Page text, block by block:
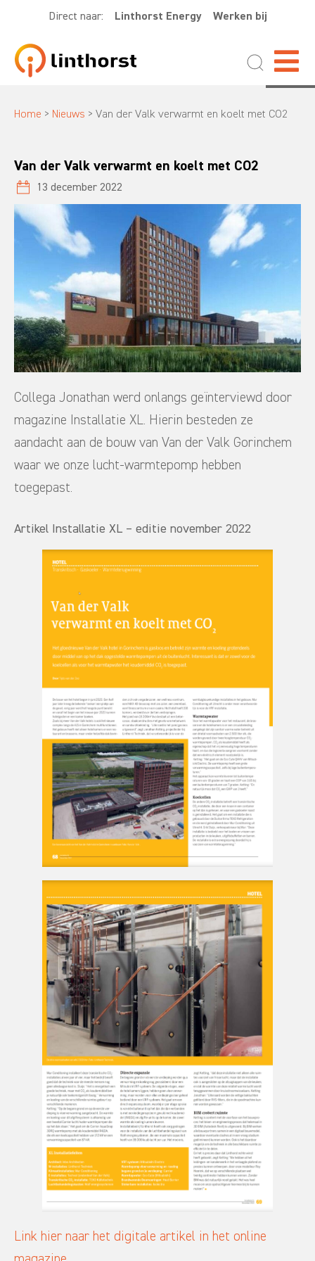
Direct naar: Linthorst Energy Werken bij
Home > Nieuws > Van der Valk verwarmt en koelt met CO2
Van der Valk verwarmt en koelt met CO2
13 december 2022
Collega Jonathan werd onlangs geïnterviewd door
magazine Installatie XL. Hierin besteden ze
aandacht aan de bouw van Van der Valk Gorinchem
waar we onze lucht-warmtepomp hebben
toegepast.
Artikel Installatie XL – editie november 2022
Link hier naar het digitale artikel in het online